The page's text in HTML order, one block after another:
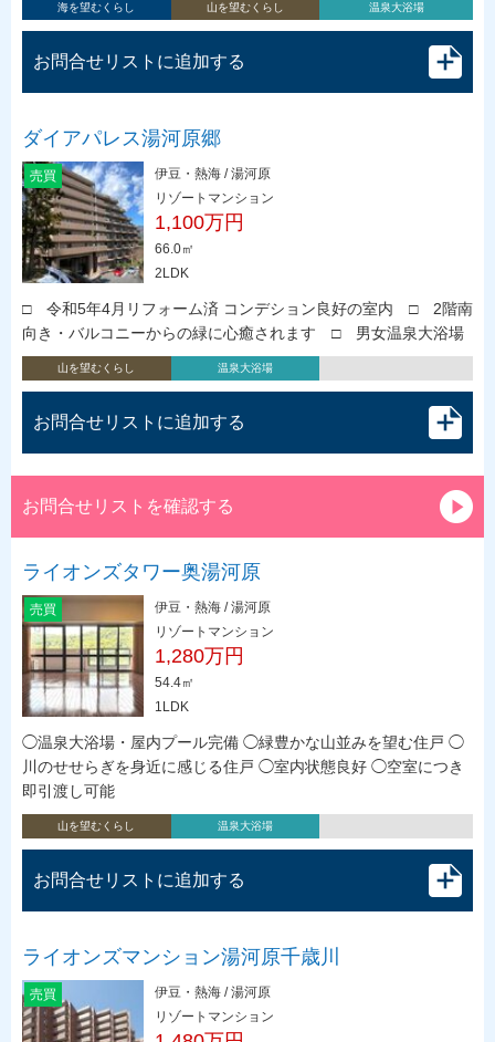
海を望むくらし 山を望むくらし 温泉大浴場
お問合せリストに追加する
ダイアパレス湯河原郷
売買
伊豆・熱海 / 湯河原
リゾートマンション
1,100万円
66.0㎡
2LDK
□ 令和5年4月リフォーム済 コンデション良好の室内 □ 2階南
向き・バルコニーからの緑に心癒されます □ 男女温泉大浴場
山を望むくらし 温泉大浴場
お問合せリストに追加する
お問合せリストを確認する
ライオンズタワー奥湯河原
売買
伊豆・熱海 / 湯河原
リゾートマンション
1,280万円
54.4㎡
1LDK
◯温泉大浴場・屋内プール完備 ◯緑豊かな山並みを望む住戸 ◯
川のせせらぎを身近に感じる住戸 ◯室内状態良好 ◯空室につき
即引渡し可能
山を望むくらし 温泉大浴場
お問合せリストに追加する
ライオンズマンション湯河原千歳川
売買
伊豆・熱海 / 湯河原
リゾートマンション